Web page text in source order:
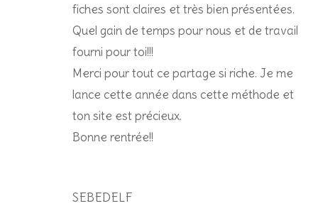
fiches sont claires et très bien présentées.
Quel gain de temps pour nous et de travail
fourni pour toi!!!
Merci pour tout ce partage si riche. Je me
lance cette année dans cette méthode et
ton site est précieux.
Bonne rentrée!!
SEBEDELF